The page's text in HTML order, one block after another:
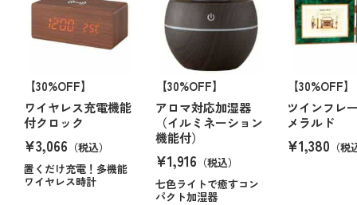
【30%OFF】
ワイヤレス充電機能
付クロック
¥3,066 （税込）
置くだけ充電！多機能
ワイヤレス時計
【30%OFF】
アロマ対応加湿器
（イルミネーション
機能付）
¥1,916 （税込）
七色ライトで癒すコン
パクト加湿器
【30%OFF】
ツインフレ
メラルド
¥1,380 （税